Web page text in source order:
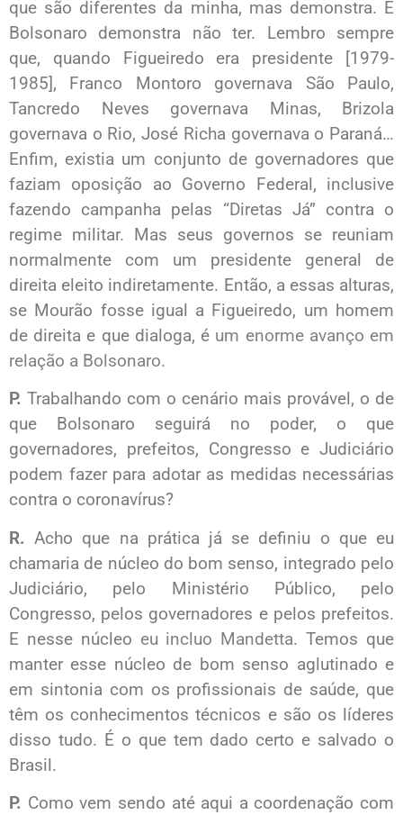
que são diferentes da minha, mas demonstra. E
Bolsonaro demonstra não ter. Lembro sempre
que, quando Figueiredo era presidente [1979-
1985], Franco Montoro governava São Paulo,
Tancredo Neves governava Minas, Brizola
governava o Rio, José Richa governava o Paraná…
Enfim, existia um conjunto de governadores que
faziam oposição ao Governo Federal, inclusive
fazendo campanha pelas “Diretas Já” contra o
regime militar. Mas seus governos se reuniam
normalmente com um presidente general de
direita eleito indiretamente. Então, a essas alturas,
se Mourão fosse igual a Figueiredo, um homem
de direita e que dialoga, é um enorme avanço em
relação a Bolsonaro.
P. Trabalhando com o cenário mais provável, o de
que Bolsonaro seguirá no poder, o que
governadores, prefeitos, Congresso e Judiciário
podem fazer para adotar as medidas necessárias
contra o coronavírus?
R.Acho que na prática já se definiu o que eu
chamaria de núcleo do bom senso, integrado pelo
Judiciário, pelo Ministério Público, pelo
Congresso, pelos governadores e pelos prefeitos.
E nesse núcleo eu incluo Mandetta. Temos que
manter esse núcleo de bom senso aglutinado e
em sintonia com os profissionais de saúde, que
têm os conhecimentos técnicos e são os líderes
disso tudo. É o que tem dado certo e salvado o
Brasil.
P. Como vem sendo até aqui a coordenação com